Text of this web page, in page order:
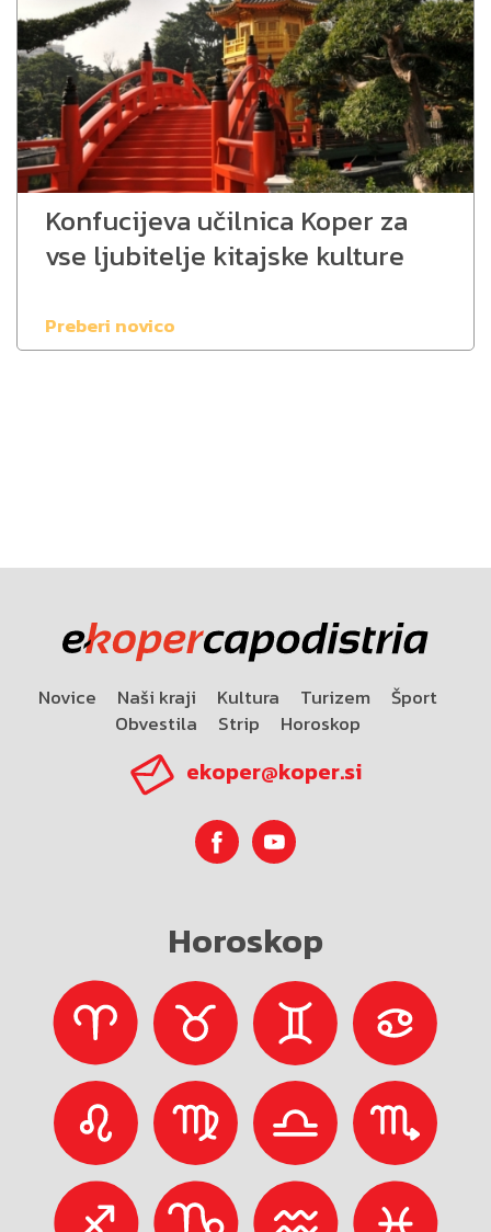
Konfucijeva učilnica Koper za
vse ljubitelje kitajske kulture
Preberi novico
Novice Naši kraji Kultura Turizem
Šport
Obvestila
Strip Horoskop
ekoper@koper.si
Horoskop